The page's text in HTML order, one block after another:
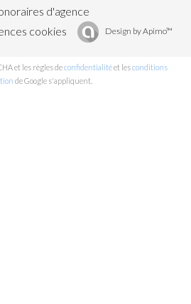
d'agence
cookies
Design byApimo™
et les règles deconfidentialitéet lesconditions
de Google s'appliquent.